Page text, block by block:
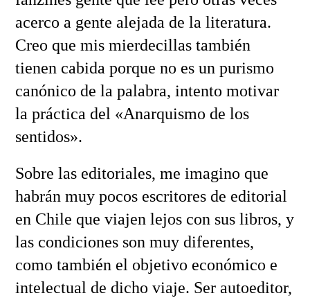
acerco a gente alejada de la literatura.
Creo que mis mierdecillas también
tienen cabida porque no es un purismo
canónico de la palabra, intento motivar
la práctica del «Anarquismo de los
sentidos».
Sobre las editoriales, me imagino que
habrán muy pocos escritores de editorial
en Chile que viajen lejos con sus libros, y
las condiciones son muy diferentes,
como también el objetivo económico e
intelectual de dicho viaje. Ser autoeditor,